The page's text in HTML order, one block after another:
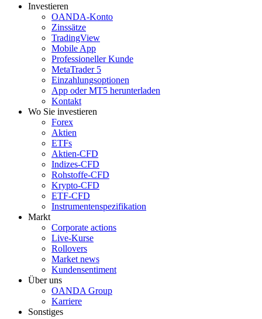
Investieren
OANDA-Konto
Zinssätze
TradingView
Mobile App
Professioneller Kunde
MetaTrader 5
Einzahlungsoptionen
App oder MT5 herunterladen
Kontakt
Wo Sie investieren
Forex
Aktien
ETFs
Aktien-CFD
Indizes-CFD
Rohstoffe-CFD
Krypto-CFD
ETF-CFD
Instrumentenspezifikation
Markt
Corporate actions
Live-Kurse
Rollovers
Market news
Kundensentiment
Über uns
OANDA Group
Karriere
Sonstiges